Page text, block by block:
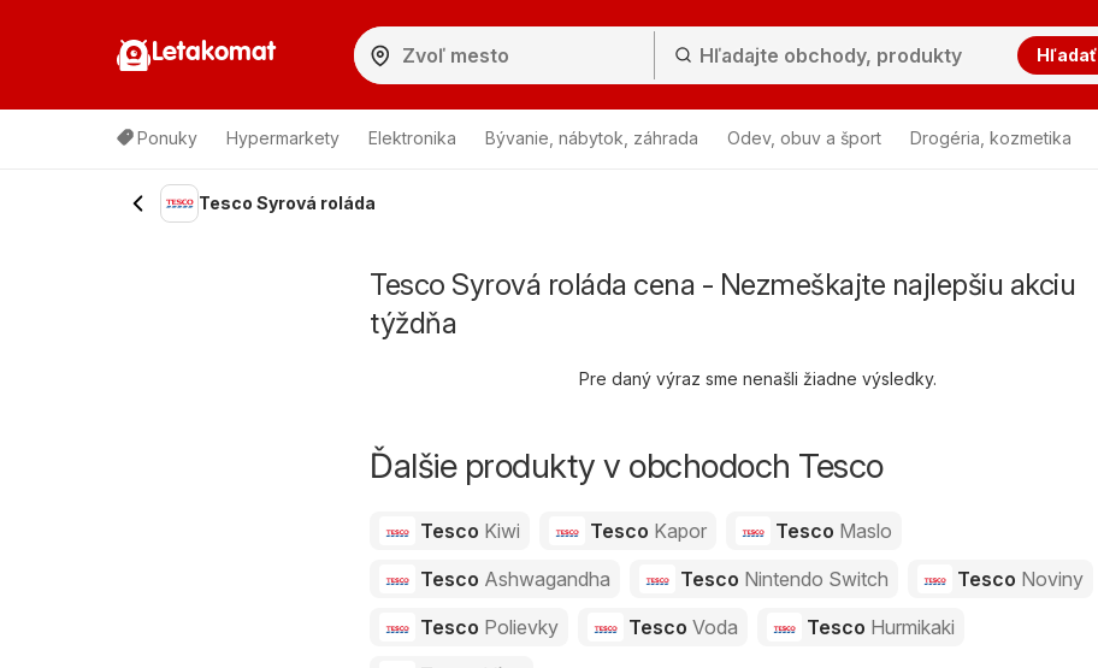
Letakomat Hľadať
Ponuky Hypermarkety Elektronika Bývanie, nábytok, záhrada Odev, obuv a šport Drogéria, kozmetika
Tesco Syrová roláda
Tesco Syrová roláda cena - Nezmeškajte najlepšiu akciu
týždňa
Pre daný výraz sme nenašli žiadne výsledky.
Ďalšie produkty v obchodoch Tesco
Tesco Kiwi Tesco Kapor Tesco Maslo
Tesco Ashwagandha Tesco Nintendo Switch Tesco Noviny
Tesco Polievky Tesco Voda Tesco Hurmikaki